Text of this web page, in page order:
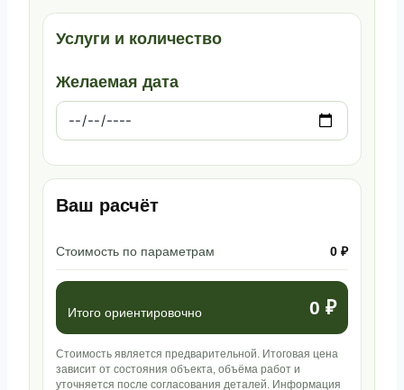
Услуги и количество
Желаемая дата
Ваш расчёт
Стоимость по параметрам 0 ₽
Итого ориентировочно 0 ₽
Стоимость является предварительной. Итоговая цена
зависит от состояния объекта, объёма работ и
уточняется после согласования деталей. Информация